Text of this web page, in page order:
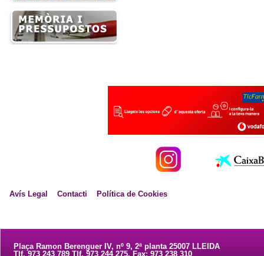
Avís Legal Contacti Política de Cookies
Plaça Ramon Berenguer IV, nº 9, 2ª planta 25007 LLEIDA
Tlf. 973 243 789 Tlf. 973 244 275. Fax: 973 238 310